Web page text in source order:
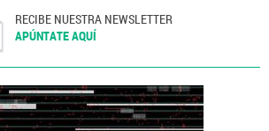
RECIBE NUESTRA NEWSLETTER
APÚNTATE AQUÍ